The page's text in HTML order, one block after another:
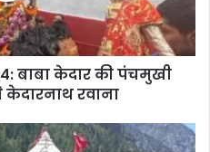
बाबा केदार की पंचमुखी
केदारनाथ रवाना